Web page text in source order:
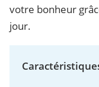
votre bonheur
jour.